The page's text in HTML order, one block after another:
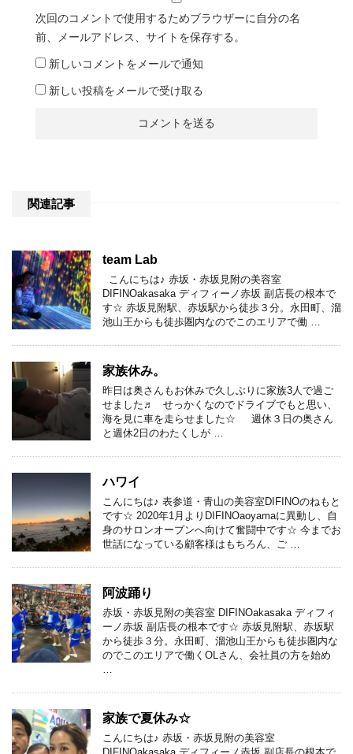
次回のコメントで使用するためブラウザーに自分の名
前、メールアドレス、サイトを保存する。
新しいコメントをメールで通知
新しい投稿をメールで受け取る
関連記事
team Lab
こんにちは♪ 赤坂・赤坂見附の美容室
DIFINOakasaka ディフィーノ赤坂 副店長の根本で
す☆ 赤坂見附駅、赤坂駅から徒歩３分。永田町、溜
池山王からも徒歩圏内なのでこのエリアで働 …
家族休み。
昨日は奥さんもお休みで久しぶりに家族3人で過ご
せました♬ せっかくなのでドライブでもと思い、
海を見に車を走らせました☆ 週休３日の奥さん
と週休2日のわたくしが …
ハワイ
こんにちは♪ 表参道・青山の美容室DIFINOのねもと
です☆ 2020年1月よりDIFINOaoyamaに異動し、自
身のサロンオープンへ向けて奮闘中です☆ 今までお
世話になっている顧客様はもちろん、ご …
阿波踊り
赤坂・赤坂見附の美容室 DIFINOakasaka ディフィ
ーノ赤坂 副店長の根本です☆ 赤坂見附駅、赤坂駅
から徒歩３分。永田町、溜池山王からも徒歩圏内な
のでこのエリアで働くOLさん、会社員の方を始め
家族で夏休み☆
こんにちは♪ 赤坂・赤坂見附の美容室